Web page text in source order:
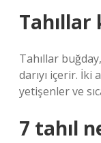
Tahıllar
Tahıllar
darıyı içerir. İki
yetişenler ve
7 tahıl